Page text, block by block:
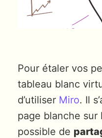
Pour étaler vos
tableau blanc
d’utiliser Miro. Il
page blanche
possible de